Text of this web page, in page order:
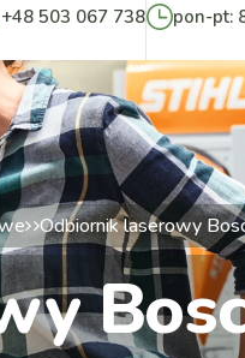
+48 503 067 738 pon-pt:
Odbiornik laserowy